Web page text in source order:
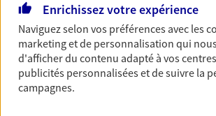
Retraite
Préparez sereinement ce nouveau
votre vie avec les conseils d'un
notre solution PER (Plan Epargne
spécialement conçue pour la retraite.
Enrichissez votre expérience
Naviguez selon vos préférences avec les
marketing et de personnalisation qui
d'afficher du contenu adapté à vos
publicités personnalisées et de suivre la
campagnes.